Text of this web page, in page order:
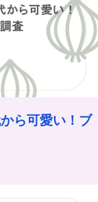
ら可愛い！ブ